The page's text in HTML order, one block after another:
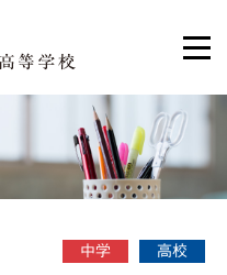
中学 高校